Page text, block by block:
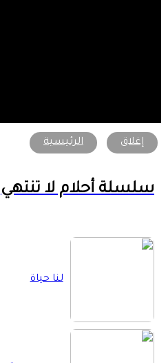
إغلاق الرئيسية
سلسلة أحلام لا تنتهي
لنا حياة